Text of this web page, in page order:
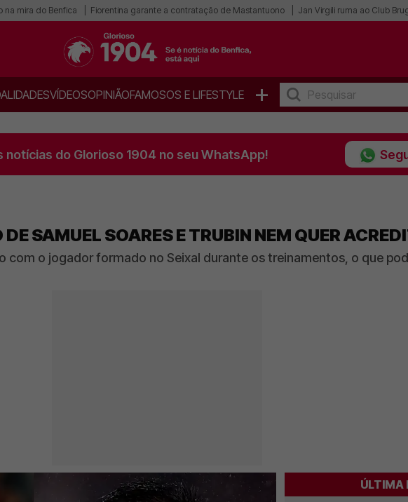
na mira do Benfica Fiorentina garante a contratação de Mastantuono Jan Virgili ruma ao Club
VÍDEOSOPINIÃOFAMOSOS E LIFESTYLE +
notícias do Glorioso 1904 no seu WhatsApp!
SAMUEL SOARES E TRUBIN NEM QUER
com o jogador formado no Seixal durante os treinamentos, o que
ÚLTIMA